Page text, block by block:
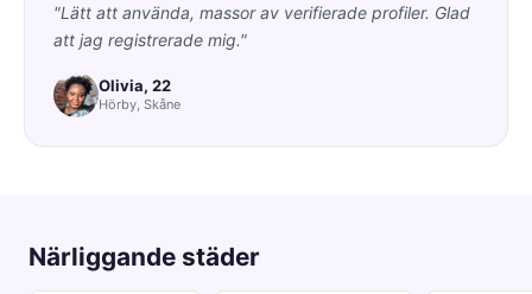
"Lätt att använda, massor av verifierade profiler. Glad
att jag registrerade mig."
Olivia, 22
Hörby, Skåne
Närliggande städer